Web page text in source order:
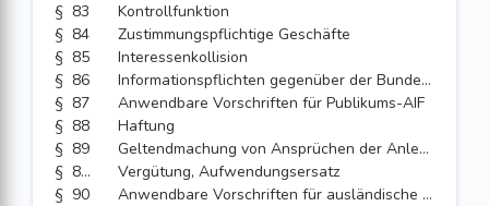
§ 83
Kontrollfunktion
§ 84
Zustimmungspflichtige Geschäfte
§ 85
Interessenkollision
§ 86
Informationspflichten gegenüber der Bundesanstalt
§ 87
Anwendbare Vorschriften für Publikums-AIF
§ 88
Haftung
§ 89
Geltendmachung von Ansprüchen der Anleger; Verordnungsermächtigung
§ 89a
Vergütung, Aufwendungsersatz
§ 90
Anwendbare Vorschriften für ausländische AIF